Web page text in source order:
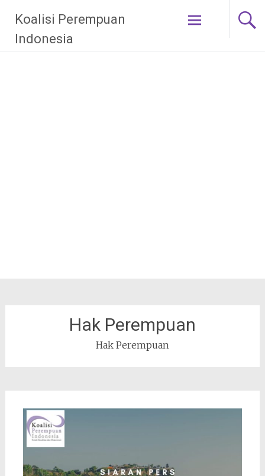
content
Koalisi Perempuan
Indonesia
Hak Perempuan
Hak Perempuan